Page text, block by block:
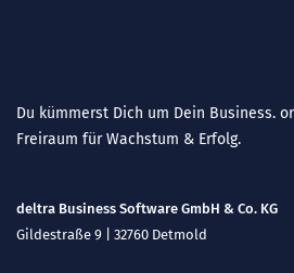
Du kümmerst Dich um Dein Business.
Freiraum für Wachstum & Erfolg.
deltra Business Software GmbH & Co. KG
Gildestraße 9 | 32760 Detmold